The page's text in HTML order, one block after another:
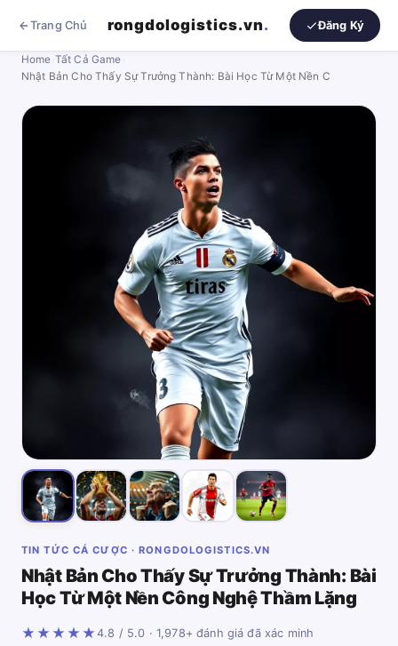
Trang Chủ rongdologistics.vn. Đăng Ký
Home Tất Cả Game
Nhật Bản Cho Thấy Sự Trưởng Thành: Bài Học Từ Một Nền C
TIN TỨC CÁ CƯỢC · RONGDOLOGISTICS.VN
Nhật Bản Cho Thấy Sự Trưởng Thành: Bài
Học Từ Một Nền Công Nghệ Thầm Lặng
★★★★★ 4.8 / 5.0 · 1,978+ đánh giá đã xác minh